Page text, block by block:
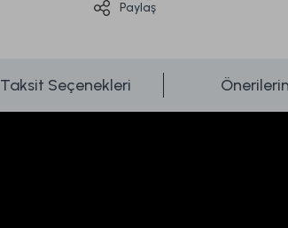
Paylaş
Taksit Seçenekleri